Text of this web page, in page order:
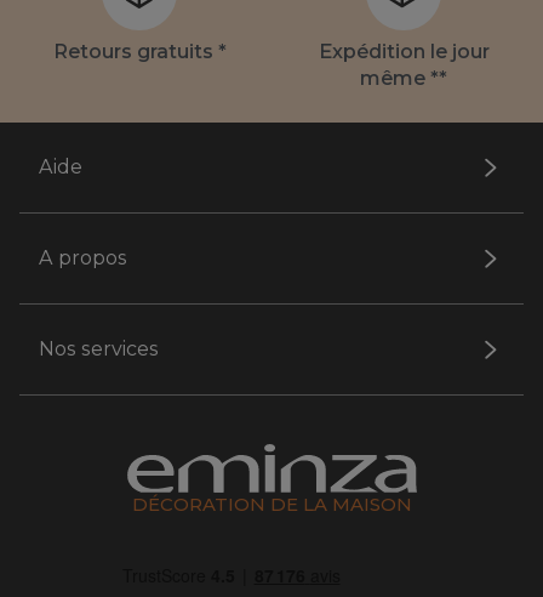
Retours gratuits *
Expédition le jour
même **
Aide
A propos
Nos services
DÉCORATION DE LA MAISON